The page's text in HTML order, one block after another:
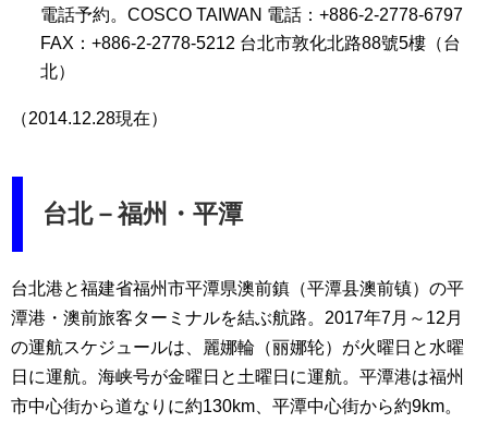
電話予約。COSCO TAIWAN 電話：+886-2-2778-6797
FAX：+886-2-2778-5212 台北市敦化北路88號5樓（台
北）
（2014.12.28現在）
台北－福州・平潭
台北港と福建省福州市平潭県澳前鎮（平潭县澳前镇）の平
潭港・澳前旅客ターミナルを結ぶ航路。2017年7月～12月
の運航スケジュールは、麗娜輪（丽娜轮）が火曜日と水曜
日に運航。海峡号が金曜日と土曜日に運航。平潭港は福州
市中心街から道なりに約130km、平潭中心街から約9km。